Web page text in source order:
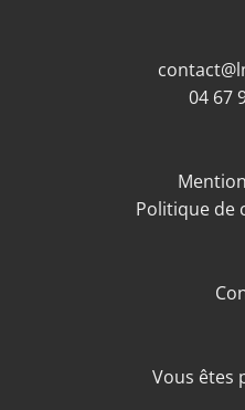
04 67
Politique de
Vous êtes